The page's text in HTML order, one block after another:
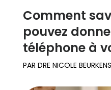
Se connecter
Comment
pouvez
téléphone à
PAR DRE NICOLE BEURKENS